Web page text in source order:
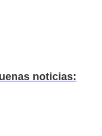
noticias: